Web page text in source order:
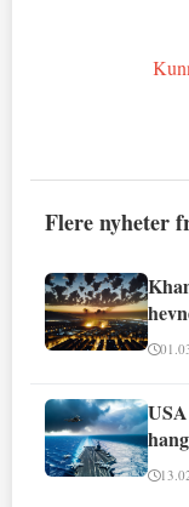
Flere nyheter